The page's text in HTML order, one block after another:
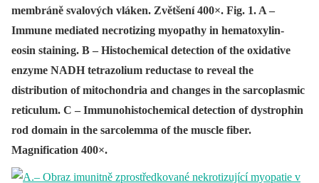
membráně svalových vláken. Zvětšení 400×. Fig. 1. A –
Immune mediated necrotizing myopathy in hematoxylin-
eosin staining. B – Histochemical detection of the oxidative
enzyme NADH tetrazolium reductase to reveal the
distribution of mitochondria and changes in the sarcoplasmic
reticulum. C – Immunohistochemical detection of dystrophin
rod domain in the sarcolemma of the muscle fiber.
Magnification 400×.